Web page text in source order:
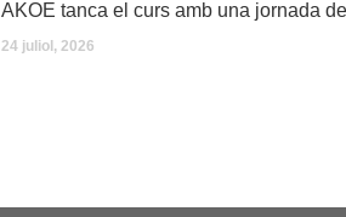
24 juliol, 2026